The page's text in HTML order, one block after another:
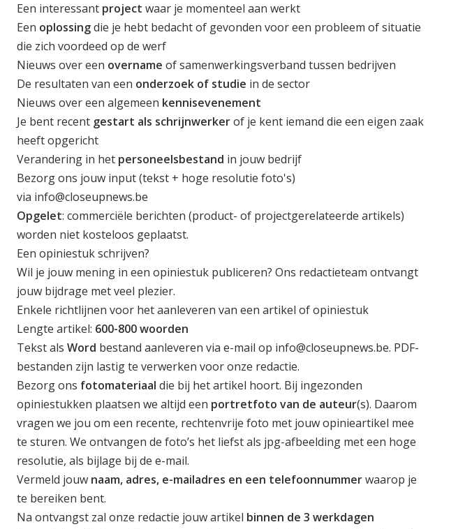
Een interessant project waar je momenteel aan werkt
Een oplossingdie je hebt bedacht of gevonden voor een probleem of situatie
die zich voordeed op de werf
Nieuws over een overname of samenwerkingsverband tussen bedrijven
De resultaten van een onderzoek of studie in de sector
Nieuws over een algemeen kennisevenement
Je bent recent gestart als schrijnwerkerof je kent iemand die een eigen zaak
heeft opgericht
Verandering in het personeelsbestand in jouw bedrijf
Bezorg ons jouw input (tekst + hoge resolutie foto's)
via info@closeupnews.be
Opgelet: commerciële berichten (product- of projectgerelateerde artikels)
worden niet kosteloos geplaatst.
Een opiniestuk schrijven?
Wil je jouw mening in een opiniestuk publiceren? Ons redactieteam ontvangt
jouw bijdrage met veel plezier.
Enkele richtlijnen voor het aanleveren van een artikel of opiniestuk
Lengte artikel: 600-800 woorden
Tekst als Word bestand aanleveren via e-mail op info@closeupnews.be. PDF-
bestanden zijn lastig te verwerken voor onze redactie.
Bezorg ons fotomateriaal die bij het artikel hoort. Bij ingezonden
opiniestukken plaatsen we altijd een portretfoto van de auteur(s). Daarom
vragen we jou om een recente, rechtenvrije foto met jouw opinieartikel mee
te sturen. We ontvangen de foto’s het liefst als jpg-afbeelding met een hoge
resolutie, als bijlage bij de e-mail.
Vermeld jouw naam, adres, e-mailadres en een telefoonnummerwaarop je
te bereiken bent.
Na ontvangst zal onze redactie jouw artikel binnen de 3 werkdagen